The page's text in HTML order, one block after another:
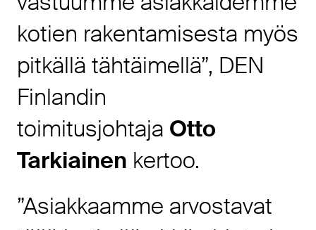
kotien rakentamisesta myös
pitkällä tähtäimellä”, DEN
Finlandin
toimitusjohtaja Otto
Tarkiainen kertoo.
”Asiakkaamme arvostavat